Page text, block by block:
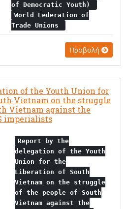
of Democratic Youth)
World Federation of
Trade Unions
Προβολή
of the Youth Union for
Vietnam on the struggle
Vietnam against the
imperialists
Report by the
delegation of the Youth
Union for the
Liberation of South
Vietnam on the struggle
of the people of South
Vietnam against the